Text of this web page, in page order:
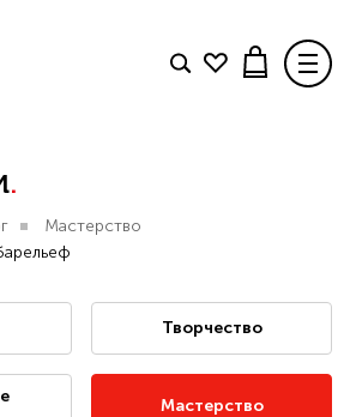
БЛОГ
И ОПЛАТА
.
Мастерство
Творчество
Мастерство
До
с нами
в корзину